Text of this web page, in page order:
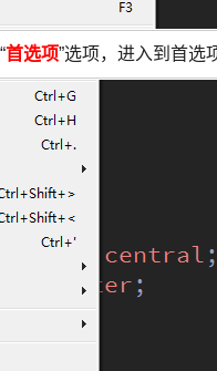
首选项”选项，进入到首选